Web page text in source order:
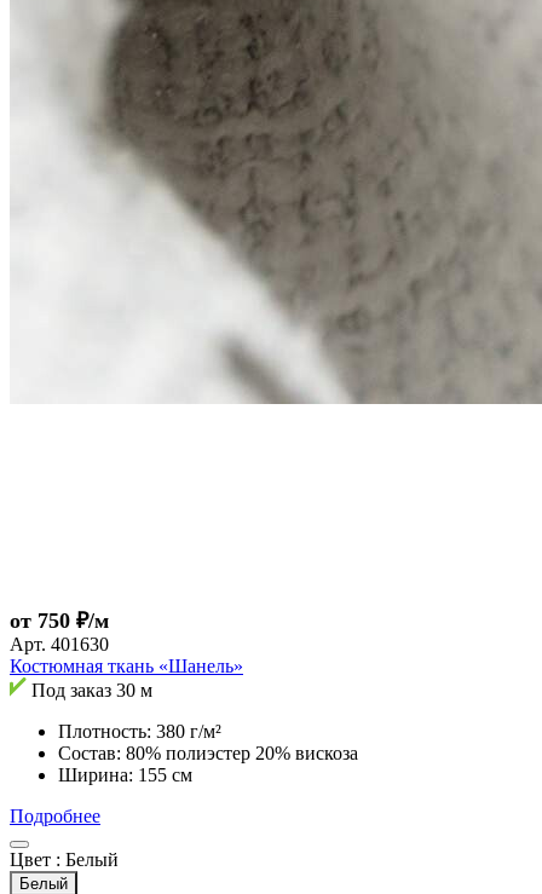
от 750 ₽/м
Арт. 401630
Костюмная ткань «Шанель»
Под заказ 30 м
Плотность: 380 г/м²
Состав: 80% полиэстер 20% вискоза
Ширина: 155 см
Подробнее
Цвет : Белый
Белый